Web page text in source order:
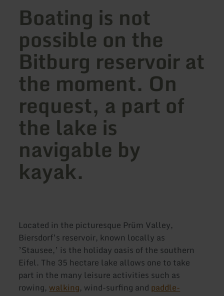
Boating is not
possible on the
Bitburg reservoir at
the moment. On
request, a part of
the lake is
navigable by
kayak.
Located in the picturesque Prüm Valley,
Biersdorf’s reservoir, known locally as
’Stausee,’ is the holiday oasis of the southern
Eifel. The 35 hectare lake allows one to take
part in the many leisure activities such as
rowing, walking, wind-surfing and paddle-